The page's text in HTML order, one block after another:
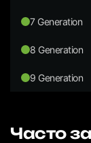
7 Generation
8 Generation
9 Generation
Часто